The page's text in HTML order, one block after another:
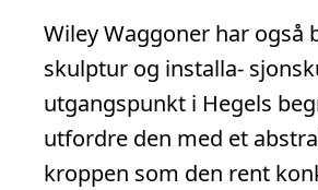
Wiley Waggoner har også
skulptur og installa-
utgangspunkt i Hegels
utfordre den med et
kroppen som den rent